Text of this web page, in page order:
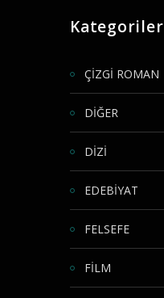
Kategoriler
ÇİZGİ ROMAN
DİĞER
DİZİ
EDEBİYAT
FELSEFE
FİLM